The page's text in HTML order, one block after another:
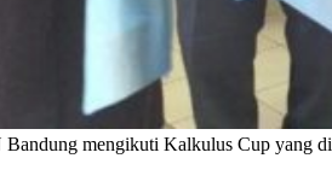
mengikuti Kalkulus Cup yang